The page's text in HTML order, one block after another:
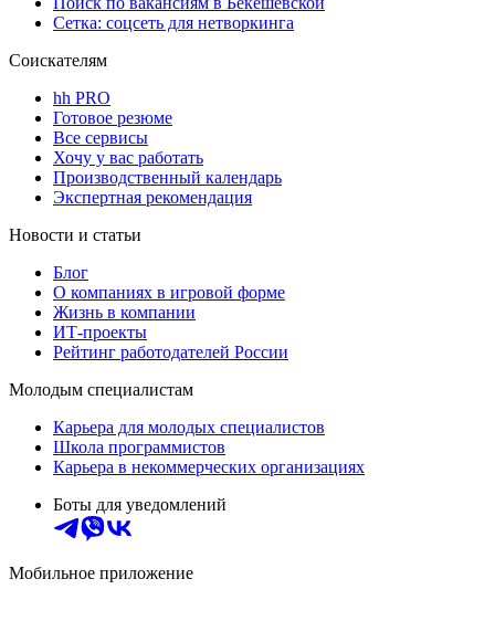
Сетка: соцсеть для нетворкинга
Соискателям
hh PRO
Готовое резюме
Все сервисы
Хочу у вас работать
Производственный календарь
Экспертная рекомендация
Новости и статьи
Блог
О компаниях в игровой форме
Жизнь в компании
ИТ-проекты
Рейтинг работодателей России
Молодым специалистам
Карьера для молодых специалистов
Школа программистов
Карьера в некоммерческих организациях
Боты для уведомлений
Мобильное приложение